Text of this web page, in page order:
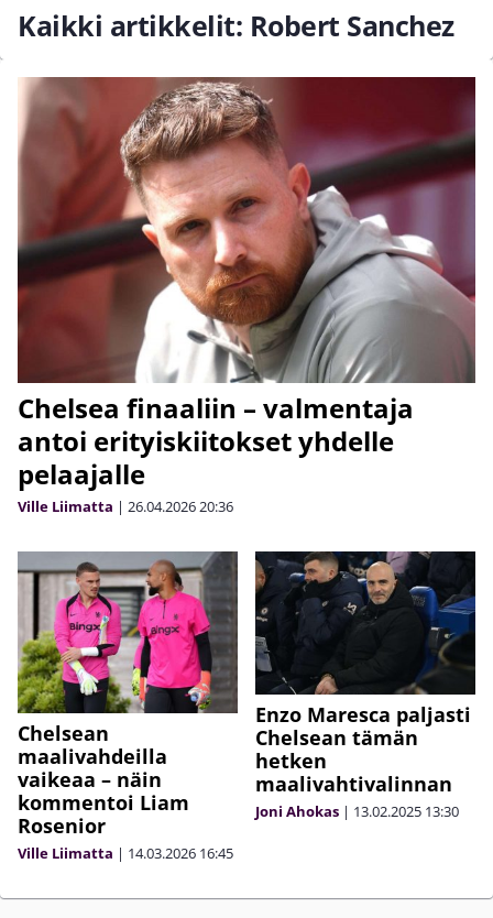
Kaikki artikkelit: Robert Sanchez
Chelsea finaaliin – valmentaja
antoi erityiskiitokset yhdelle
pelaajalle
Ville Liimatta | 26.04.202620:36
Chelsean
maalivahdeilla
vaikeaa – näin
kommentoi Liam
Rosenior
Ville Liimatta | 14.03.2026 16:45
Enzo Maresca paljasti
Chelsean tämän
hetken
maalivahtivalinnan
Joni Ahokas | 13.02.2025 13:30